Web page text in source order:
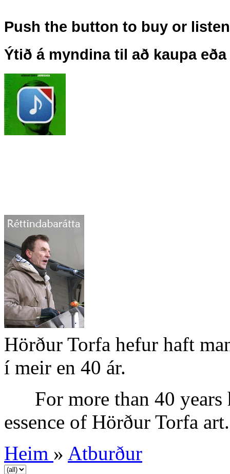
Push the button to buy or
Ýtið á myndina til að kaupa
Hörður Torfa hefur haft
í meir en 40 ár.
For more than 40 years
essence of Hörður Torfa
Heim » Atburður